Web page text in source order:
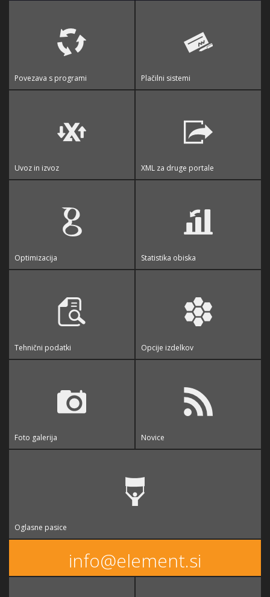
Povezava s programi Plačilni sistemi
Uvoz in izvoz XML za druge portale
Optimizacija Statistika obiska
Tehnični podatki Opcije izdelkov
Foto galerija Novice
Oglasne pasice
info@element.si